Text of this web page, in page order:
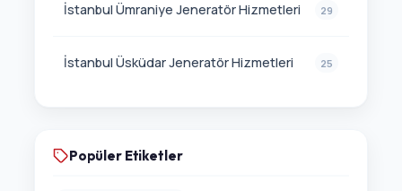
İstanbul Ümraniye Jeneratör Hizmetleri 29
İstanbul Üsküdar Jeneratör Hizmetleri 25
Popüler Etiketler